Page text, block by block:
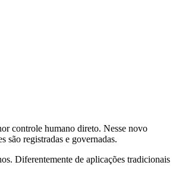
controle humano direto. Nesse novo
são registradas e governadas.
Diferentemente de aplicações tradicionais